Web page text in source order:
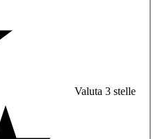
Valuta 3 stelle